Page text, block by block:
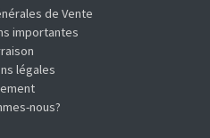
de Vente
importantes
légales
nous?